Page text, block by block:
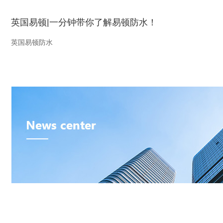
英国易顿|一分钟带你了解易顿防水！
英国易顿防水